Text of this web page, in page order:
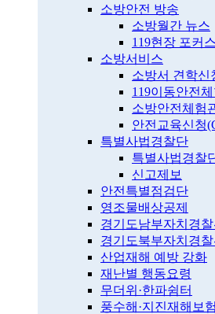
소방안전 방송
소방월간 뉴스
119현장 포커스
소방서비스
소방서 견학신
119이동안전
소방안전체험
안전교육신청
특별사법경찰단
특별사법경찰
신고제보
안전특별점검단
영조물배상공제
경기도남부자치경찰
경기도북부자치경찰
산업재해 예방 강화
재난별 행동요령
무더위·한파쉼터
풍수해·지진재해보험